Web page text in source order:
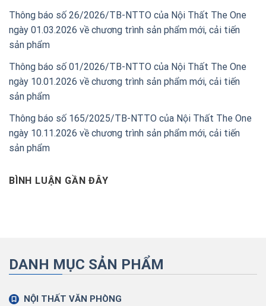
Thông báo số 26/2026/TB-NTTO của Nội Thất The One
ngày 01.03.2026 về chương trình sản phẩm mới, cải tiến
sản phẩm
Thông báo số 01/2026/TB-NTTO của Nội Thất The One
ngày 10.01.2026 về chương trình sản phẩm mới, cải tiến
sản phẩm
Thông báo số 165/2025/TB-NTTO của Nội Thất The One
ngày 10.11.2026 về chương trình sản phẩm mới, cải tiến
sản phẩm
BÌNH LUẬN GẦN ĐÂY
DANH MỤC SẢN PHẨM
NỘI THẤT VĂN PHÒNG